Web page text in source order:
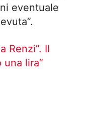
eventuale
Renzi”. Il
una lira”